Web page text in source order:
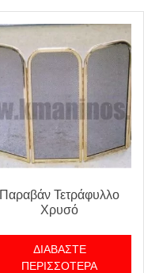
Παραβάν Τετράφυλλο
Χρυσό
ΔΙΑΒΆΣΤΕ
ΠΕΡΙΣΣΌΤΕΡΑ